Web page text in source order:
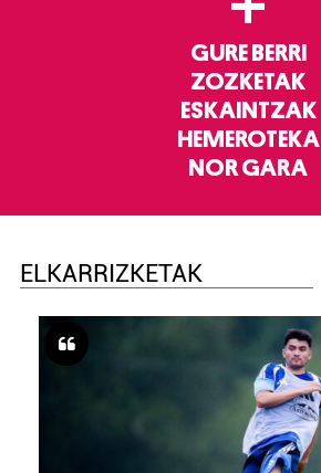
GURE BERRI
ZOZKETAK
ESKAINTZAK
HEMEROTEKA
NOR GARA
ELKARRIZKETAK